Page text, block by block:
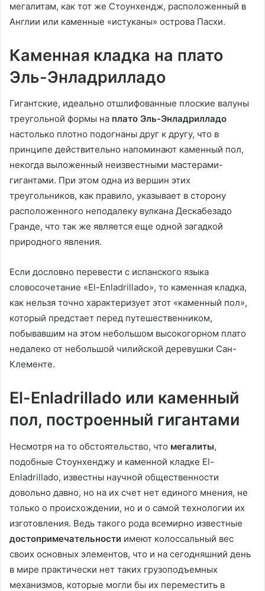
мегалитам, как тот же Стоунхендж, расположенный в
Англии или каменные «истуканы» острова Пасхи.
Каменная кладка на плато
Эль-Энладрилладо
Гигантские, идеально отшлифованные плоские валуны
треугольной формы на плато Эль-Энладрилладо
настолько плотно подогнаны друг к другу, что в
принципе действительно напоминают каменный пол,
некогда выложенный неизвестными мастерами-
гигантами. При этом одна из вершин этих
треугольников, как правило, указывает в сторону
расположенного неподалеку вулкана Дескабезадо
Гранде, что так же является еще одной загадкой
природного явления.
Если дословно перевести с испанского языка
словосочетание «El-Enladrillado», то каменная кладка,
как нельзя точно характеризует этот «каменный пол»,
который предстает перед путешественником,
побывавшим на этом небольшом высокогорном плато
недалеко от небольшой чилийской деревушки Сан-
Клементе.
El-Enladrillado или каменный
пол, построенный гигантами
Несмотря на то обстоятельство, что мегалиты,
подобные Стоунхенджу и каменной кладке El-
Enladrillado, известны научной общественности
довольно давно, но на их счет нет единого мнения, не
только о происхождении, но и о самой технологии их
изготовления. Ведь такого рода всемирно известные
достопримечательности имеют колоссальный вес
своих основных элементов, что и на сегодняшний день
в мире практически нет таких грузоподъемных
механизмов, которые могли бы их переместить в